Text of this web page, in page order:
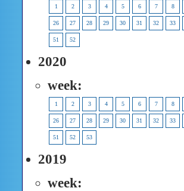
1 2 3 4 5 6 7 8
26 27 28 29 30 31 32 33
51 52
2020
week:
1 2 3 4 5 6 7 8
26 27 28 29 30 31 32 33
51 52 53
2019
week: